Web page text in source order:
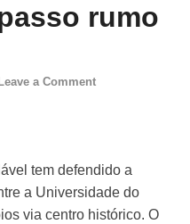
rumo
Leave a Comment
tem defendido a
a Universidade do
via centro histórico. O